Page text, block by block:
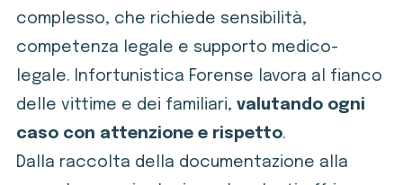
complesso, che richiede sensibilità,
competenza legale e supporto medico-
legale. Infortunistica Forense lavora al fianco
delle vittime e dei familiari, valutando ogni
caso con attenzione e rispetto.
Dalla raccolta della documentazione alla